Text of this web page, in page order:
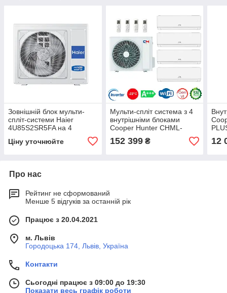
Зовнішній блок мульти-
спліт-системи Haier
4U85S2SR5FA на 4
Ціну уточнюйте
Мульти-спліт система з 4
внутрішніми блоками
Cooper Hunter CHML-
U36RK4 + CH-S09FTXF6
VITAL PLUS x 4 шт.
152 399₴ 12
Про нас
Рейтинг не сформований
Менше 5 відгуків за останній рік
Працює з 20.04.2021
м. Львів
Городоцька 174, Львів, Україна
Контакти
Сьогодні працює з 09:00 до 19:30
Показати весь графік роботи